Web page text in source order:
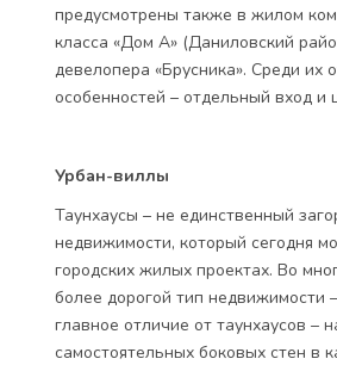
предусмотрены также в жилом
класса «Дом А» (Даниловский
девелопера «Брусника». Среди их
особенностей – отдельный вход и
Урбан-виллы
Таунхаусы – не единственный
недвижимости, который сегодня
городских жилых проектах. Во
более дорогой тип недвижимости
главное отличие от таунхаусов –
самостоятельных боковых стен в